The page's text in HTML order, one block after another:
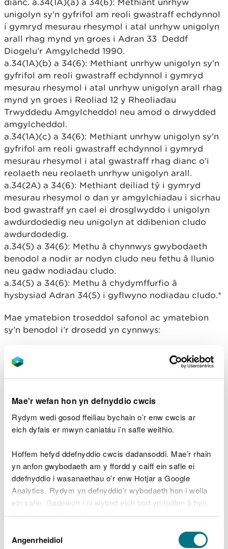
Mae'r wefan hon yn defnyddio cwcis
Rydym wedi gosod ffeiliau bychain o’r enw cwcis ar
eich dyfais er mwyn caniatáu i’n safle weithio.
Hoffem hefyd ddefnyddio cwcis dadansoddi. Mae’r rhain
yn anfon gwybodaeth am y ffordd y caiff ein safle ei
ddefnyddio i wasanaethau o’r enw Hotjar a Google
Analytics. Rydym yn defnyddio’r wybodaeth hon i wella
ein safle. Gadewch i ni wybod eich bod yn fodlon â hyn.
Byddwn yn defnyddio cwci i gadw eich dewis.
Gellirdarllen mwy am ein cwcis cyn i chi ddewis.
Caniatâd
Angenrheidiol
dianc. a.34(1A)(a) a 34(6): Methiant unrhyw
unigolyn sy'n gyfrifol am reoli gwastraff echdynnol
i gymryd mesurau rhesymol i atal unrhyw unigolyn
arall rhag mynd yn groes i Adran 33 Deddf
Diogelu’r Amgylchedd 1990.
a.34(1A)(b) a 34(6): Methiant unrhyw unigolyn sy'n
gyfrifol am reoli gwastraff echdynnol i gymryd
mesurau rhesymol i atal unrhyw unigolyn arall rhag
mynd yn groes i Reoliad 12 y Rheoliadau
Trwyddedu Amgylcheddol neu amod o drwydded
amgylcheddol.
a.34(1A)(c) a 34(6): Methiant unrhyw unigolyn sy'n
gyfrifol am reoli gwastraff echdynnol i gymryd
mesurau rhesymol i atal gwastraff rhag dianc o'i
reolaeth neu reolaeth unrhyw unigolyn arall.
a.34(2A) a 34(6): Methiant deiliad tŷ i gymryd
mesurau rhesymol o dan yr amgylchiadau i sicrhau
bod gwastraff yn cael ei drosglwyddo i unigolyn
awdurdodedig neu unigolyn at ddibenion cludo
awdurdodedig.
a.34(5) a 34(6): Methu â chynnwys gwybodaeth
benodol a nodir ar nodyn cludo neu fethu â llunio
neu gadw nodiadau cludo.
a.34(5) a 34(6): Methu â chydymffurfio â
hysbysiad Adran 34(5) i gyflwyno nodiadau cludo.*
Mae ymatebion troseddol safonol ac ymatebion
sy’n benodol i’r drosedd yn cynnwys:
Rhybuddiad ffurfiol
Erlyniad
â chyflwyno dogfennau dan 34(5) a 34(6) y mae
gweler 34(A)
hon.
Adran 45AA(8)
Mae person yn methu â chydymffurfio â'r gofynion
Mae ymatebion i droseddau ac ymatebion trosedd-